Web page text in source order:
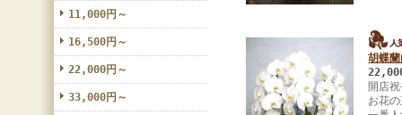
11,000円～
16,500円～
22,000円～
33,000円～
胡蝶
開店
お花